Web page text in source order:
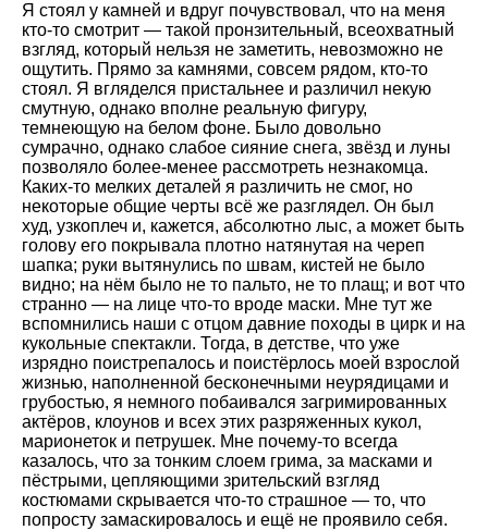
Я стоял у камней и вдруг почувствовал, что на меня
кто-то смотрит — такой пронзительный, всеохватный
взгляд, который нельзя не заметить, невозможно не
ощутить. Прямо за камнями, совсем рядом, кто-то
стоял. Я вгляделся пристальнее и различил некую
смутную, однако вполне реальную фигуру,
темнеющую на белом фоне. Было довольно
сумрачно, однако слабое сияние снега, звёзд и луны
позволяло более-менее рассмотреть незнакомца.
Каких-то мелких деталей я различить не смог, но
некоторые общие черты всё же разглядел. Он был
худ, узкоплеч и, кажется, абсолютно лыс, а может быть
голову его покрывала плотно натянутая на череп
шапка; руки вытянулись по швам, кистей не было
видно; на нём было не то пальто, не то плащ; и вот что
странно — на лице что-то вроде маски. Мне тут же
вспомнились наши с отцом давние походы в цирк и на
кукольные спектакли. Тогда, в детстве, что уже
изрядно поистрепалось и поистёрлось моей взрослой
жизнью, наполненной бесконечными неурядицами и
грубостью, я немного побаивался загримированных
актёров, клоунов и всех этих разряженных кукол,
марионеток и петрушек. Мне почему-то всегда
казалось, что за тонким слоем грима, за масками и
пёстрыми, цепляющими зрительский взгляд
костюмами скрывается что-то страшное — то, что
попросту замаскировалось и ещё не проявило себя.